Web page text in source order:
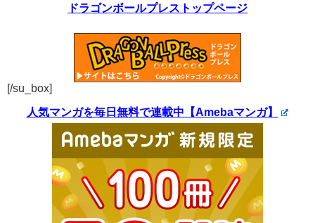
ドラゴンボールプレストップページ
[/su_box]
人気マンガを毎日無料で連載中【Amebaマンガ】